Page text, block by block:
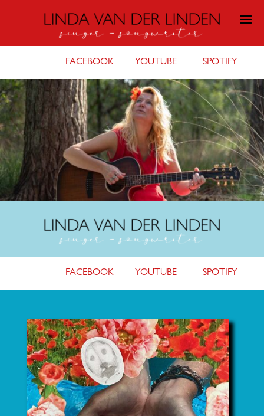
FACEBOOK YOUTUBE SPOTIFY
FACEBOOK YOUTUBE SPOTIFY